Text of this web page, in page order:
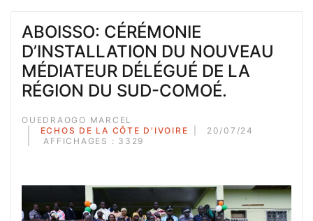
ABOISSO: CÉRÉMONIE
D’INSTALLATION DU NOUVEAU
MÉDIATEUR DÉLÉGUÉ DE LA
RÉGION DU SUD-COMOÉ.
OUEDRAOGO MARCEL
ECHOS DE LA CÔTE D'IVOIRE
20/07/24
AFFICHAGES : 3329